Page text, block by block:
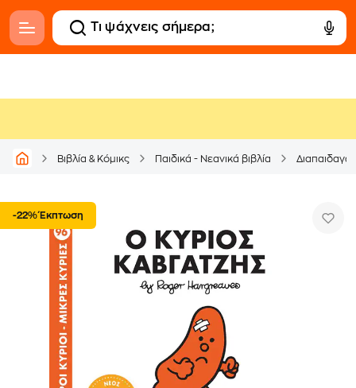
Βιβλία & Κόμικς Παιδικά - Νεανικά βιβλία
-22% Έκπτωση